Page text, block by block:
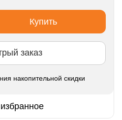
Купить
заказ
накопительной скидки